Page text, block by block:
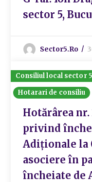
sector 5,
Sector5.ro
Consiliul local sector 5
Hotarari de consiliu
Hotărârea nr.
privind
Adiționale la
asociere în
încheiate de